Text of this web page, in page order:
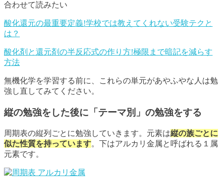
合わせて読みたい
酸化還元の最重要定義!学校では教えてくれない受験テクと
は？
酸化剤と還元剤の半反応式の作り方!極限まで暗記を減らす
方法
無機化学を学習する前に、これらの単元があやふやな人は勉
強し直してみてください。
縦の勉強をした後に「テーマ別」の勉強をする
周期表の縦列ごとに勉強していきます。元素は縦の族ごとに
似た性質を持っています。下はアルカリ金属と呼ばれる１属
元素です。